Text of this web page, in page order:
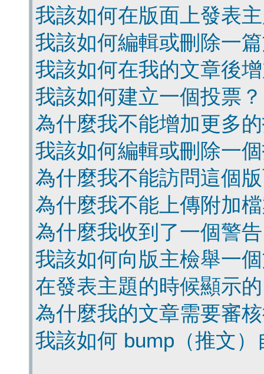
我該如何在版面上發表
我該如何編輯或刪除一
我該如何在我的文章後
我該如何建立一個投票？
為什麼我不能增加更多
我該如何編輯或刪除一
為什麼我不能訪問這個
為什麼我不能上傳附加
為什麼我收到了一個警
我該如何向版主檢舉一
在發表主題的時候顯示
為什麼我的文章需要審
我該如何 bump（推文